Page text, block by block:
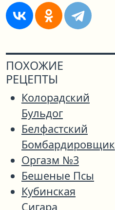
ПОХОЖИЕ
РЕЦЕПТЫ
Колорадский
Бульдог
Белфастский
Бомбардировщик
Оргазм №3
Бешеные Псы
Кубинская
Сигара